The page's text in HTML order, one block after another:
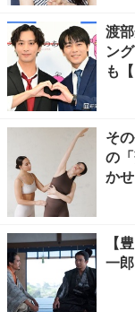
渡
ン
も
そ
の
か
【
一